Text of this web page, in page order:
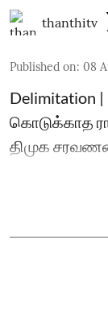
thanthitv
Published on: 08
Delimitation |
கொடுக்காத
திமுக